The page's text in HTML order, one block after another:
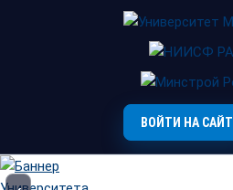
ВОЙТИ НА САЙТ